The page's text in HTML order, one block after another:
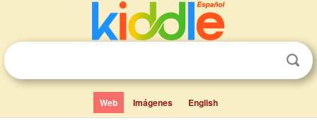
Web Imágenes English